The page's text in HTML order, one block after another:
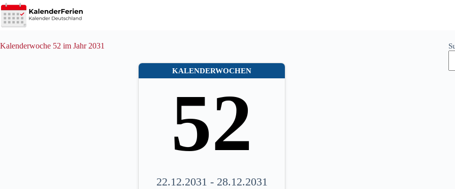
Zum
Inhalt
springen
Kalenderwoche 52 im Jahr 2031
KALENDERWOCHEN
52
22.12.2031 - 28.12.2031